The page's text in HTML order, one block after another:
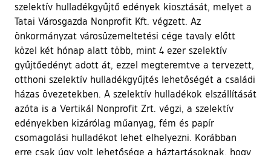
szelektív hulladékgyűjtő edények kiosztását, melyet a
Tatai Városgazda Nonprofit Kft. végzett. Az
önkormányzat városüzemeltetési cége tavaly előtt
közel két hónap alatt több, mint 4 ezer szelektív
gyűjtőedényt adott át, ezzel megteremtve a tervezett,
otthoni szelektív hulladékgyűjtés lehetőségét a családi
házas övezetekben. A szelektív hulladékok elszállítását
azóta is a Vertikál Nonprofit Zrt. végzi, a szelektív
edényekben kizárólag műanyag, fém és papír
csomagolási hulladékot lehet elhelyezni. Korábban
erre csak úgy volt lehetősége a háztartásoknak, hogy